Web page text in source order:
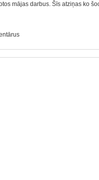
mājas darbus. Šīs atziņas ko